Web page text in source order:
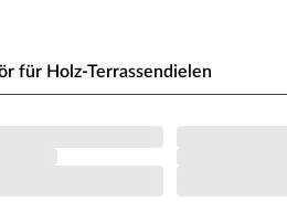
für Holz-Terrassendielen